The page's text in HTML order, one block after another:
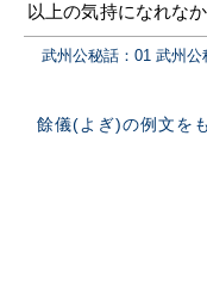
以上の気持になれな
武州公秘話：01 武州公
餘儀(よぎ)の例文を